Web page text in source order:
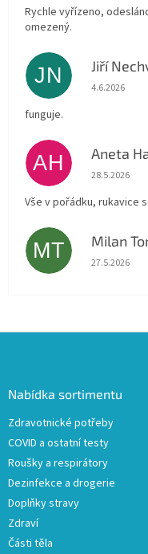
Rychle vyřízeno,
omezený.
JN Jiří
Hodnocení
4.6.2026
funguje.
AH Aneta
Hodnocení
28.5.2026
Vše v pořádku, rukavice
MT Milan
Hodnocení
27.5.2026
Nabídka sortimentu
Zdravotnické potřeby
COVID a ostatní testy
Roušky a respirátory
Dezinfekce a drogerie
Doplňky stravy
Zdraví
Části těla